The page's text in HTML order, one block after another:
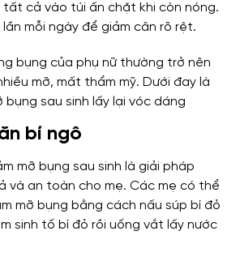
tất cả vào túi ấn chặt khi còn nóng.
lần mỗi ngày để giảm cân rõ rệt.
bí ngô
mỡ bụng sau sinh là giải pháp
và an toàn cho mẹ. Các mẹ có thể
mỡ bụng bằng cách nấu súp bí đỏ
sinh tố bí đỏ rồi uống vắt lấy nước